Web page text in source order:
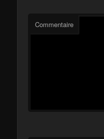
Commentaire